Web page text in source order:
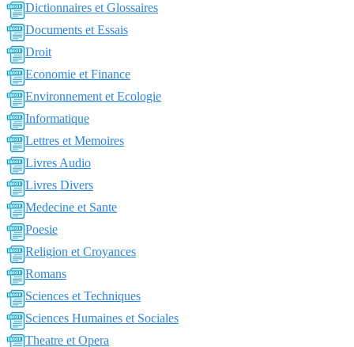
Dictionnaires et Glossaires
Documents et Essais
Droit
Economie et Finance
Environnement et Ecologie
Informatique
Lettres et Memoires
Livres Audio
Livres Divers
Medecine et Sante
Poesie
Religion et Croyances
Romans
Sciences et Techniques
Sciences Humaines et Sociales
Theatre et Opera